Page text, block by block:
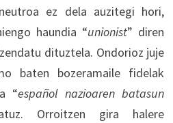
ez dela auzitegi hori,
haundia “unionist” diren
dituztela. Ondorioz juje
baten bozeramaile fidelak
“español nazioaren batasun
Orroitzen gira halere